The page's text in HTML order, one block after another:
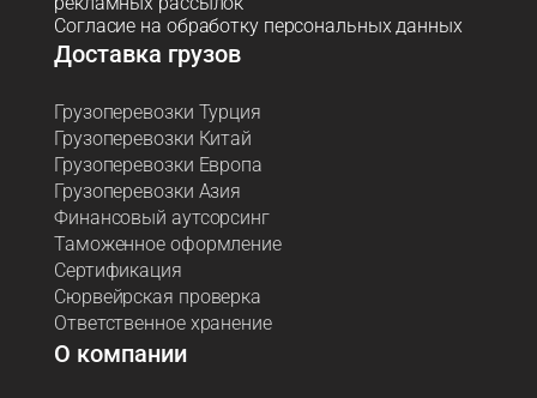
Согласие на обработку персональных данных
Доставка грузов
Грузоперевозки Турция
Грузоперевозки Китай
Грузоперевозки Европа
Грузоперевозки Азия
Финансовый аутсорсинг
Таможенное оформление
Сертификация
Сюрвейрская проверка
Ответственное хранение
О компании